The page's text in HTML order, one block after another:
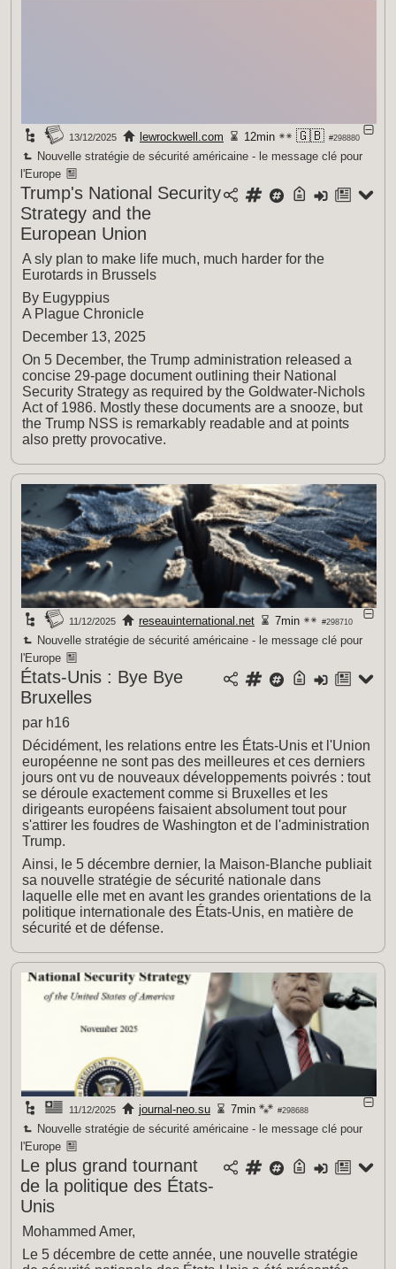
13/12/2025 lewrockwell.com 12min 🇬🇧 #298880
Nouvelle stratégie de sécurité américaine - le message clé pour
l'Europe
Trump's National Security
Strategy and the
European Union
A sly plan to make life much, much harder for the
Eurotards in Brussels
By Eugyppius
A Plague Chronicle
December 13, 2025
On 5 December, the Trump administration released a
concise 29-page document outlining their National
Security Strategy as required by the Goldwater-Nichols
Act of 1986. Mostly these documents are a snooze, but
the Trump NSS is remarkably readable and at points
also pretty provocative.
11/12/2025 reseauinternational.net 7min #298710
Nouvelle stratégie de sécurité américaine - le message clé pour
l'Europe
États-Unis : Bye Bye
Bruxelles
par h16
Décidément, les relations entre les États-Unis et l'Union
européenne ne sont pas des meilleures et ces derniers
jours ont vu de nouveaux développements poivrés : tout
se déroule exactement comme si Bruxelles et les
dirigeants européens faisaient absolument tout pour
s'attirer les foudres de Washington et de l'administration
Trump.
Ainsi, le 5 décembre dernier, la Maison-Blanche publiait
sa nouvelle stratégie de sécurité nationale dans
laquelle elle met en avant les grandes orientations de la
politique internationale des États-Unis, en matière de
sécurité et de défense.
11/12/2025 journal-neo.su 7min #298688
Nouvelle stratégie de sécurité américaine - le message clé pour
l'Europe
Le plus grand tournant
de la politique des États-
Unis
Mohammed Amer,
Le 5 décembre de cette année, une nouvelle stratégie